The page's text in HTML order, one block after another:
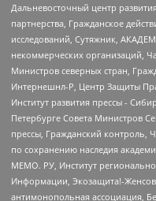
Дальневосточный центр
партнерства, Гражданское
исследований, Сутяжник,
некоммерческих организаций,
Министров северных стран,
Интернешнл-Р, Центр Защиты
Институт развития прессы -
Петербурге Совета Министров
прессы, Гражданский контроль,
по сохранению наследия
МЕМО. РУ, Институт
Информации, Экозащита!-
антимонопольная ассоциация,